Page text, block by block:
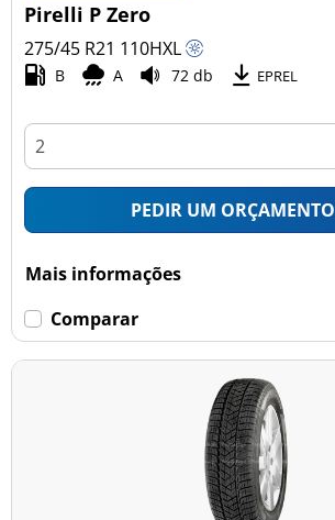
Pirelli P Zero
275/45 R21 110HXL
B A 72 db EPREL
PEDIR UM ORÇAMENTO
Mais informações
Comparar